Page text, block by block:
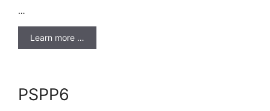
…
Learn more …
PSPP6